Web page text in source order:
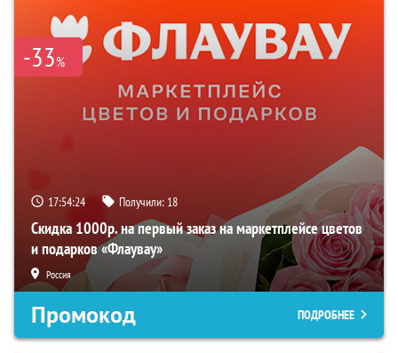
-33%
17:54:23 Получили: 18
Скидка 1000р. на первый заказ на маркетплейсе цветов
и подарков «Флаувау»
Россия
Промокод ПОДРОБНЕЕ